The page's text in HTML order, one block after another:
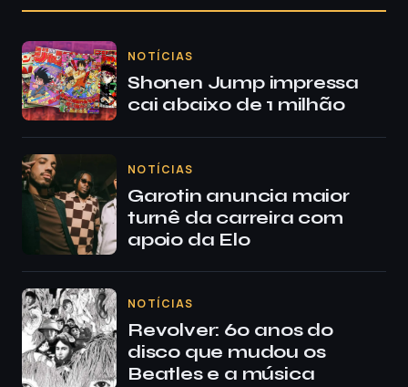
NOTÍCIAS
Shonen Jump impressa
cai abaixo de 1 milhão
NOTÍCIAS
Garotin anuncia maior
turnê da carreira com
apoio da Elo
NOTÍCIAS
Revolver: 60 anos do
disco que mudou os
Beatles e a música